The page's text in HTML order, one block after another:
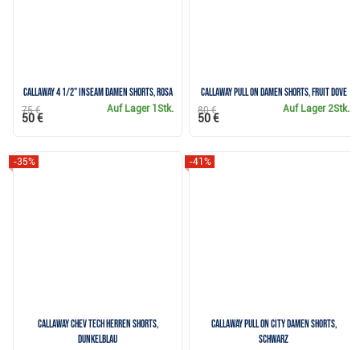
Callaway 4 1/2" Inseam Damen Shorts, rosa
Auf Lager 1Stk.
75 €
50 €
Callaway Pull On Damen Shorts, fruit dove
Auf Lager2Stk.
80 €
50 €
Callaway Chev Tech Herren Shorts,
dunkelblau
-35%
Callaway Pull On City Damen Shorts,
schwarz
-41%